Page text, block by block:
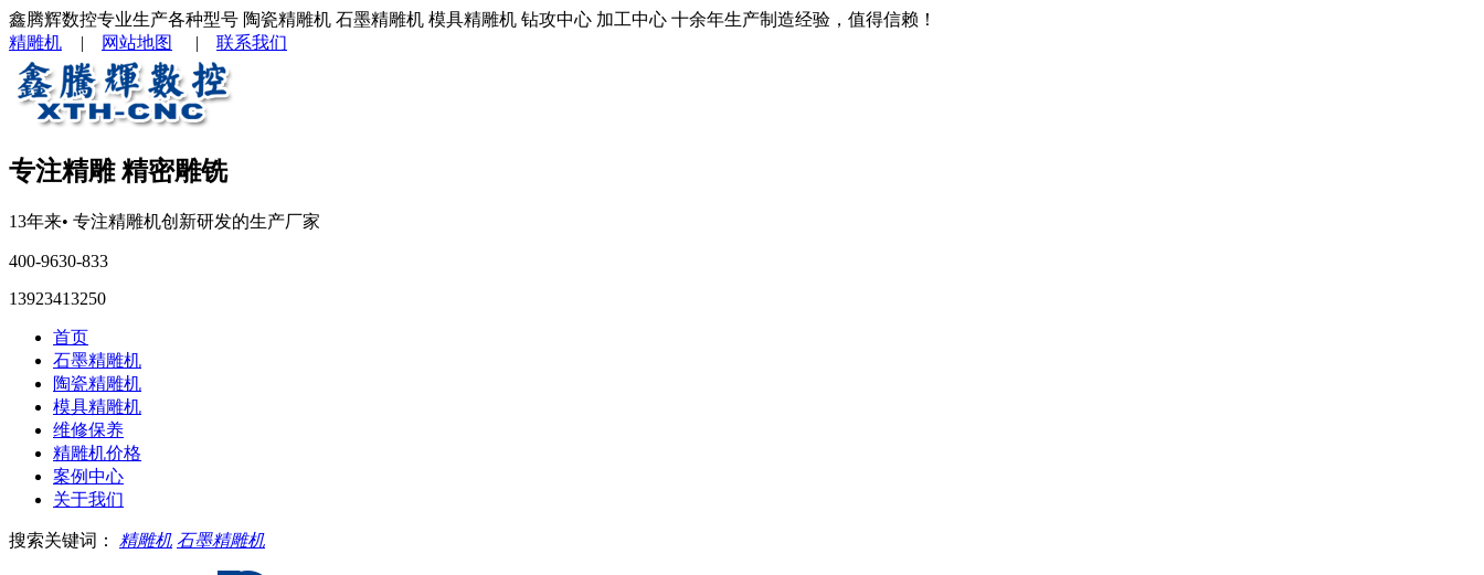
鑫腾辉数控专业生产各种型号 陶瓷精雕机 石墨精雕机 模具精雕机 钻攻中心 加工中心 十余年生产制造经验，值得信赖！
精雕机 | 网站地图 | 联系我们
专注精雕 精密雕铣
13年来• 专注精雕机创新研发的生产厂家
400-9630-833
13923413250
首页
石墨精雕机
陶瓷精雕机
模具精雕机
维修保养
精雕机价格
案例中心
关于我们
搜索关键词： 精雕机 石墨精雕机